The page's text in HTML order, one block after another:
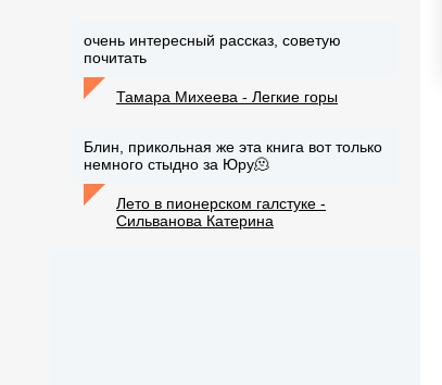
очень интересный рассказ, советую
почитать
Тамара Михеева - Легкие горы
Блин, прикольная же эта книга вот только
немного стыдно за Юру🫠
Лето в пионерском галстуке -
Сильванова Катерина